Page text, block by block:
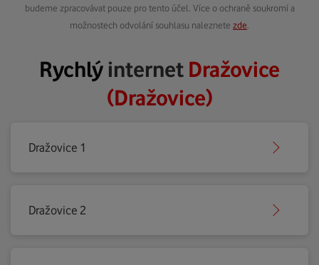
budeme zpracovávat pouze pro tento účel. Více o ochraně soukromí a
možnostech odvolání souhlasu naleznete zde
Rychlýinternet Dražovice
(Dražovice)
Dražovice 1
Dražovice 2